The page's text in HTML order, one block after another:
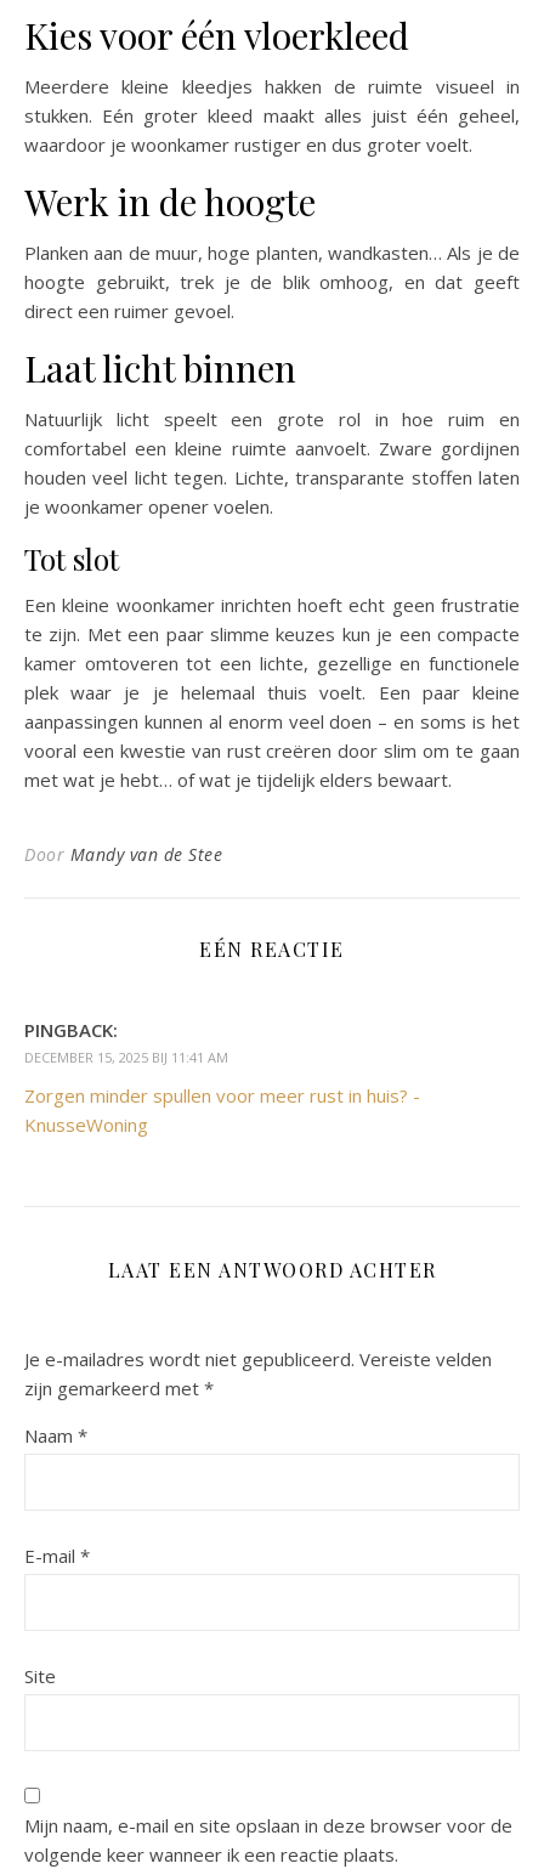
Kies voor één vloerkleed
Meerdere kleine kleedjes hakken de ruimte visueel in
stukken. Eén groter kleed maakt alles juist één geheel,
waardoor je woonkamer rustiger en dus groter voelt.
Werk in de hoogte
Planken aan de muur, hoge planten, wandkasten… Als je de
hoogte gebruikt, trek je de blik omhoog, en dat geeft
direct een ruimer gevoel.
Laat licht binnen
Natuurlijk licht speelt een grote rol in hoe ruim en
comfortabel een kleine ruimte aanvoelt. Zware gordijnen
houden veel licht tegen. Lichte, transparante stoffen laten
je woonkamer opener voelen.
Tot slot
Een kleine woonkamer inrichten hoeft echt geen frustratie
te zijn. Met een paar slimme keuzes kun je een compacte
kamer omtoveren tot een lichte, gezellige en functionele
plek waar je je helemaal thuis voelt. Een paar kleine
aanpassingen kunnen al enorm veel doen – en soms is het
vooral een kwestie van rust creëren door slim om te gaan
met wat je hebt… of wat je tijdelijk elders bewaart.
Door Mandy van de Stee
EÉN REACTIE
PINGBACK:
DECEMBER 15, 2025 BIJ 11:41 AM
Zorgen minder spullen voor meer rust in huis? -
KnusseWoning
LAAT EEN ANTWOORD ACHTER
Je e-mailadres wordt niet gepubliceerd. Vereiste velden
zijn gemarkeerd met *
Naam *
E-mail *
Site
Mijn naam, e-mail en site opslaan in deze browser voor de
volgende keer wanneer ik een reactie plaats.